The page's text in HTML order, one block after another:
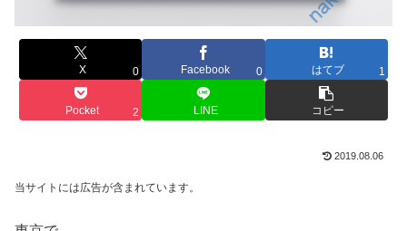
X 0 Facebook 0 はてブ 1
Pocket 2 LINE コピー
2019.08.06
当サイトには広告が含まれています。